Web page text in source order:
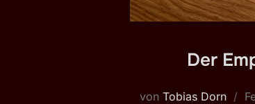
Der
von Tobias Dorn